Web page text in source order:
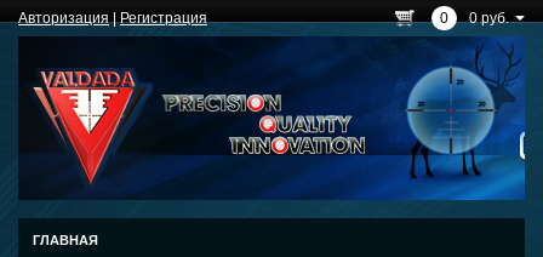
Авторизация|Регистрация 0 0 руб.
ГЛАВНАЯ